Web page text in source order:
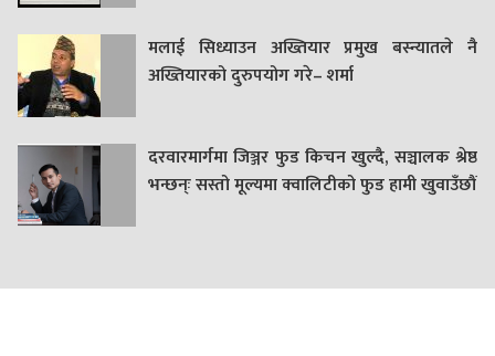
मलाई सिध्याउन अख्तियार प्रमुख बस्न्यातले नै
अख्तियारको दुरुपयोग गरे– शर्मा
दरवारमार्गमा जिञ्जर फुड किचन खुल्दै, सञ्चालक श्रेष्ठ
भन्छन्ः सस्तो मूल्यमा क्वालिटीको फुड हामी खुवाउँछौं